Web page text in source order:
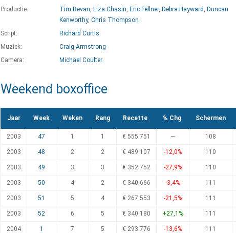
Productie:
Tim Bevan, Liza Chasin, Eric Fellner, Debra Hayward , Duncan
Kenworthy, Chris Thompson
Script:
Richard Curtis
Muziek:
Craig Armstrong
Camera:
Michael Coulter
Weekend boxoffice
Jaar Week Weken Rang Recette % Chg Schermen
2003 47 1 1 € 555.751 — 108
2003 48 2 2 € 489.107 -12,0% 110
2003 49 3 3 € 352.752 -27,9% 110
2003 50 4 2 € 340.666 -3,4% 111
2003 51 5 4 € 267.553 -21,5% 111
2003 52 6 5 € 340.180 +27,1% 111
2004 1 7 5 € 293.776 -13,6% 111